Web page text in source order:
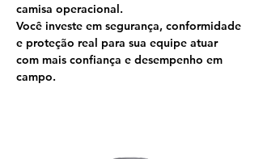
camisa operacional.
Você investe em segurança, conformidade
e proteção real para sua equipe atuar
com mais confiança e desempenho em
campo.